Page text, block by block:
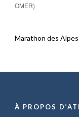
OMER)
Marathon des
À PROPOS